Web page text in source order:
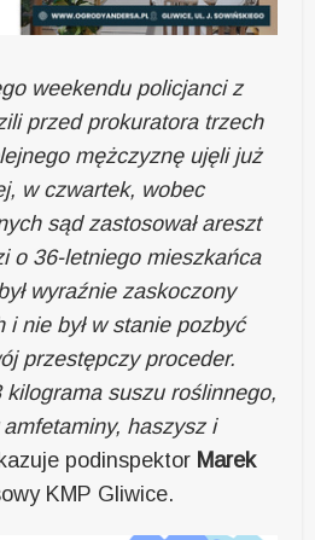
weekendu policjanci z
przed prokuratora trzech
mężczyznę ujęli już
w czwartek, wobec
sąd zastosował areszt
o 36-letniego mieszkańca
wyraźnie zaskoczony
i nie był w stanie pozbyć
przestępczy proceder.
kilograma suszu roślinnego,
haszysz i
podinspektor Marek
KMP Gliwice.